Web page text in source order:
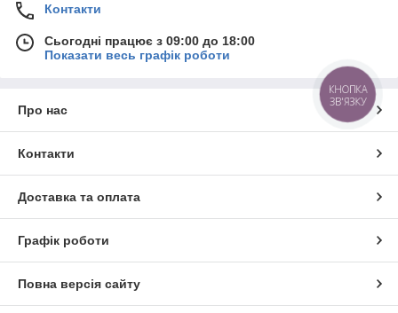
Контакти
Сьогодні працює з 09:00 до 18:00
Показати весь графік роботи
Про нас
Контакти
Доставка та оплата
Графік роботи
Повна версія сайту
КНОПКА
ЗВ'ЯЗКУ